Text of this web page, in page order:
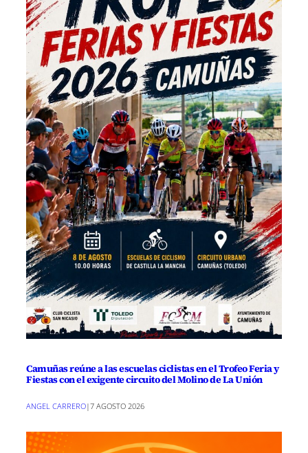
Camuñas reúne a las escuelas ciclistas en el Trofeo Feria y
Fiestas con el exigente circuito del Molino de La Unión
ANGEL CARRERO|7 AGOSTO 2026